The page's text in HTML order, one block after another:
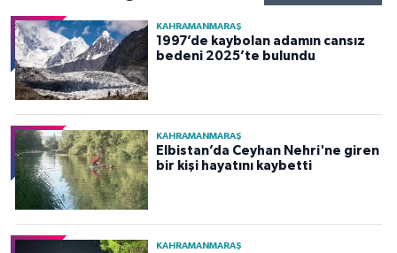
KAHRAMANMARAŞ
1997’de kaybolan adamın cansız
bedeni 2025’te bulundu
KAHRAMANMARAŞ
Elbistan’da Ceyhan Nehri'ne giren
bir kişi hayatını kaybetti
KAHRAMANMARAŞ